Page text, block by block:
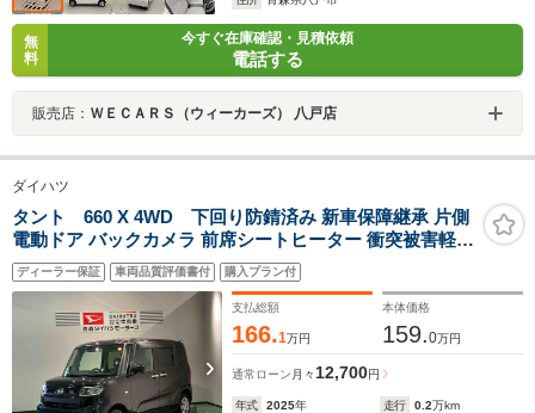
無
料
今すぐ在庫確認・見積依頼
電話する
販売店： ＷＥＣＡＲＳ（ウィーカーズ） 八戸店
ダイハツ
タント 660 X 4WD 下回り防錆済み 新車保障継承 片側
電動ドア バックカメラ 前席シートヒーター 衝突被害軽減
ブレーキ 障害物センサー
ディーラー保証 車両品質評価書付 購入プラン付
支払総額
166.1万円
本体価格
159.0万円
通常ローン 月々 12,700円
年式 2025年 走行 0.2万km